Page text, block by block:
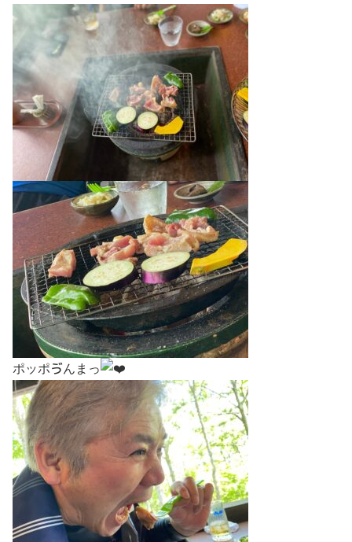
ポッポゔんまっ